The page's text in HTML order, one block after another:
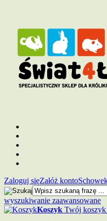
Zaloguj sięZałóż konto
wyszukiwanie zaawansowane
Koszyk Twój koszyk